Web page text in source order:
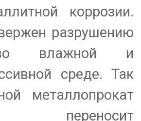
коррозии.
разрушению
влажной и
среде. Так
металлопрокат
переносит